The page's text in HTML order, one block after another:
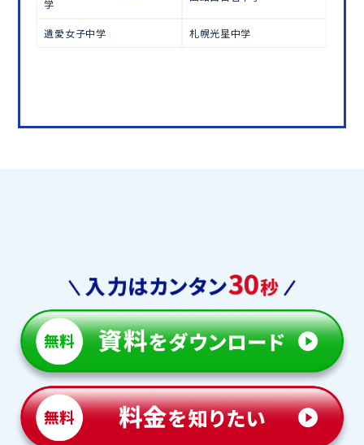
学
遺愛女子中学 札幌光星中学